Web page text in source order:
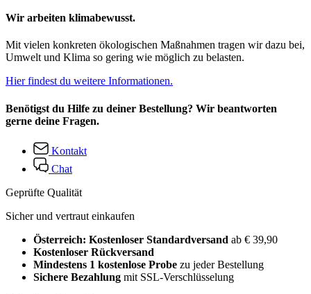
Wir arbeiten klimabewusst.
Mit vielen konkreten ökologischen Maßnahmen tragen wir dazu bei,
Umwelt und Klima so gering wie möglich zu belasten.
Hier findest du weitere Informationen.
Benötigst du Hilfe zu deiner Bestellung? Wir beantworten
gerne deine Fragen.
Kontakt
Chat
Geprüfte Qualität
Sicher und vertraut einkaufen
Österreich: Kostenloser Standardversand ab € 39,90
Kostenloser Rückversand
Mindestens 1 kostenlose Probe zu jeder Bestellung
Sichere Bezahlung mit SSL-Verschlüsselung